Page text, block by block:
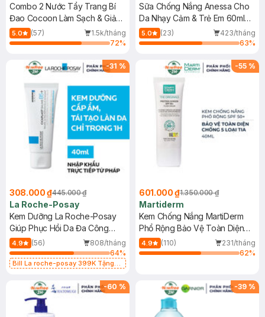
Combo 2 Nước Tẩy Trang Bí
Đao Cocoon Làm Sạch & Giảm
Dầu 500ml
5.0 (57)
1.5k/tháng
72%
Sữa Chống Nắng Anessa Cho
Da Nhạy Cảm & Trẻ Em 60ml
(Mới)
5.0 (23)
423/tháng
63%
-31 %
308.000 ₫445.000 ₫
La Roche-Posay
Kem Dưỡng La Roche-Posay
Giúp Phục Hồi Da Đa Công
Dụng 40ml
4.9 (56)
808/tháng
64%
Bill La roche-posay 399K Tặng
(SL có hạn)
-55 %
601.000 ₫1.350.000 ₫
Martiderm
Kem Chống Nắng MartiDerm
Phổ Rộng Bảo Vệ Toàn Diện
40ml
4.9 (110)
231/tháng
62%
-60 % -39 %